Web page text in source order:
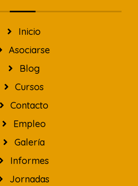
Inicio
Asociarse
Blog
Cursos
Contacto
Empleo
Galería
Informes
Jornadas